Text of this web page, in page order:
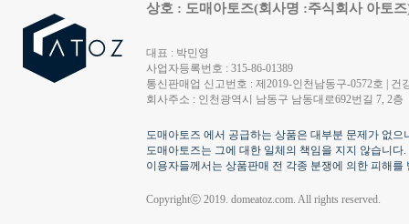
상호 : 도매아토즈(회사명 :주식회사 아토
대표 : 박민영
사업자등록번호 : 315-86-01389
통신판매업 신고번호 : 제2019-인천남동구-0572호 | 건
회사주소 : 인천광역시 남동구 남동대로692번길 7, 2층
도매아토즈 에서 공급하는 상품은 대부분 문제가 없
도매아토즈는 그에 대한 일체의 책임을 지지 않습니다.
이용자들께서는 상품판매 전 각종 분쟁에 의한 피해
Copyrightⓒ 2019. domeatoz.com. All rights reserved.